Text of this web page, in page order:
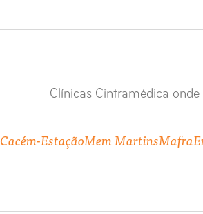
Clínicas Cintramédica onde
Cacém-EstaçãoMem MartinsMafra